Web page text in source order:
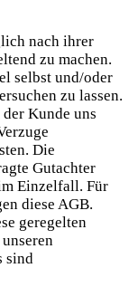
nach ihrer
zu machen.
selbst und/oder
zu lassen.
Kunde uns
Die
Gutachter
Einzelfall. Für
diese AGB.
geregelten
sind